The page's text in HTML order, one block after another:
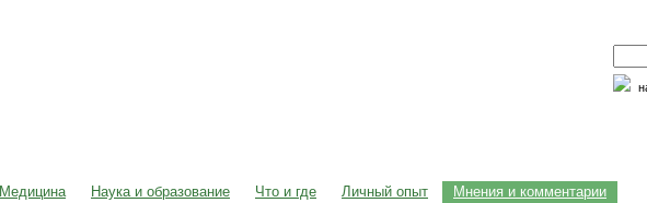
Медицина Наука и образование Что и где Личный опыт Мнения и комментарии